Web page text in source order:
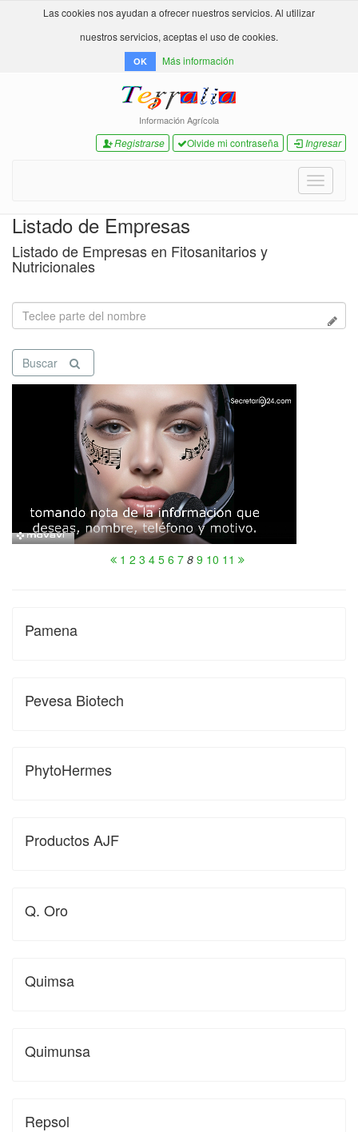
Las cookies nos ayudan a ofrecer nuestros servicios. Al utilizar
nuestros servicios, aceptas el uso de cookies.
OK Más información
Información Agrícola
Registrarse Olvide mi contraseña Ingresar
Toggle
Listado de Empresas
Listado de Empresas en Fitosanitarios y
Nutricionales
Buscar
1 2 3 4 5 6 7 8 9 10 11
Pamena
Pevesa Biotech
PhytoHermes
Productos AJF
Q. Oro
Quimsa
Quimunsa
Repsol